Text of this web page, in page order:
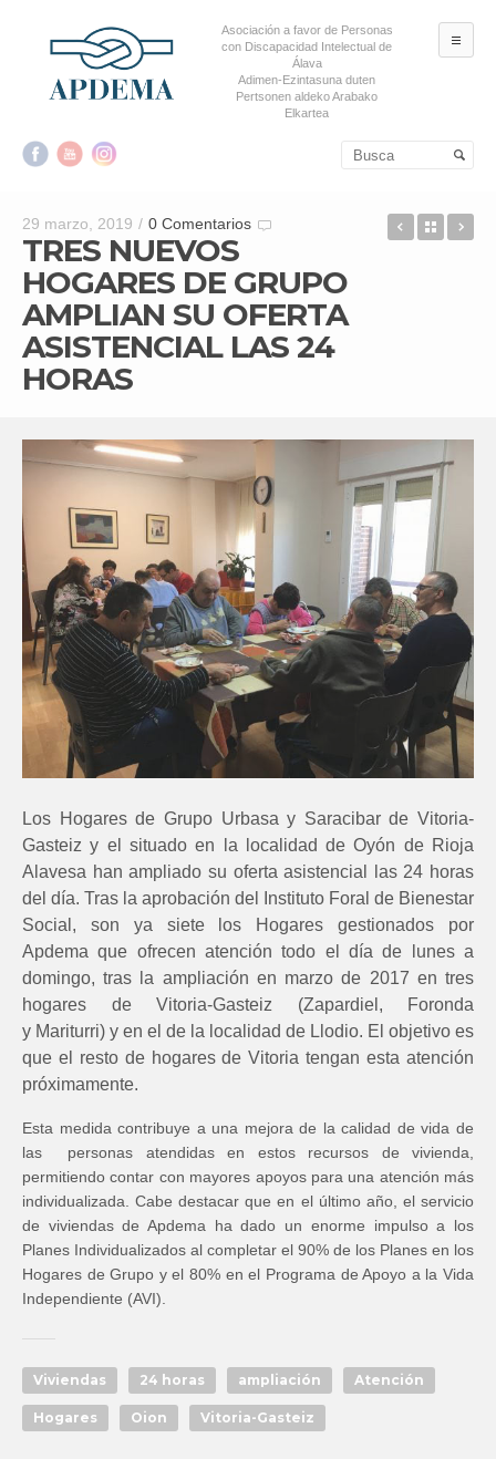
Asociación a favor de Personas
con Discapacidad Intelectual de
Álava
Adimen-Ezintasuna duten
Pertsonen aldeko Arabako
Elkartea
secundario
29 marzo, 2019 / 0 Comentarios
TRES NUEVOS
HOGARES DE GRUPO
AMPLIAN SU OFERTA
ASISTENCIAL LAS 24
HORAS
Back
Los Hogares de Grupo Urbasa y Saracibar de Vitoria-
Gasteiz y el situado en la localidad de Oyón de Rioja
Alavesa han ampliado su oferta asistencial las 24 horas
del día. Tras la aprobación del Instituto Foral de Bienestar
Social, son ya siete los Hogares gestionados por
Apdema que ofrecen atención todo el día de lunes a
domingo, tras la ampliación en marzo de 2017 en tres
hogares de Vitoria-Gasteiz (Zapardiel, Foronda
y Mariturri) y en el de la localidad de Llodio. El objetivo es
que el resto de hogares de Vitoria tengan esta atención
próximamente.
Esta medida contribuye a una mejora de la calidad de vida de
las personas atendidas en estos recursos de vivienda,
permitiendo contar con mayores apoyos para una atención más
individualizada. Cabe destacar que en el último año, el servicio
de viviendas de Apdema ha dado un enorme impulso a los
Planes Individualizados al completar el 90% de los Planes en los
Hogares de Grupo y el 80% en el Programa de Apoyo a la Vida
Independiente (AVI).
Viviendas 24 horas ampliación Atención
Hogares Oion Vitoria-Gasteiz